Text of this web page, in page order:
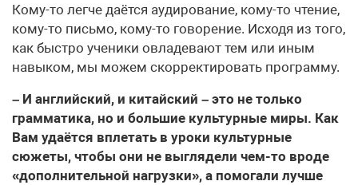
Кому-то легче даётся аудирование, кому-то чтение,
кому-то письмо, кому-то говорение. Исходя из того,
как быстро ученики овладевают тем или иным
навыком, мы можем скорректировать программу.
– И английский, и китайский – это не только
грамматика, но и большие культурные миры. Как
Вам удаётся вплетать в уроки культурные
сюжеты, чтобы они не выглядели чем-то вроде
«дополнительной нагрузки», а помогали лучше